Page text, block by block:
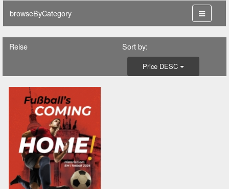
browseByCategory
Reise Sort by:
Price DESC